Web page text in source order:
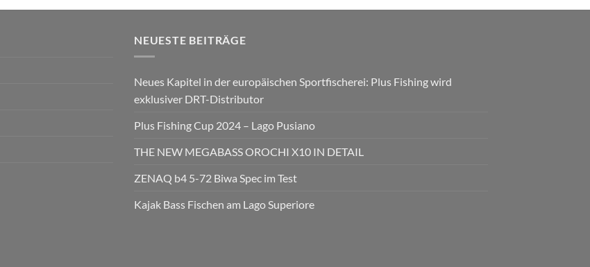
NEUESTE BEITRÄGE
Neues Kapitel in der europäischen Sportfischerei: Plus Fishing wird
exklusiver DRT-Distributor
Plus Fishing Cup 2024 – Lago Pusiano
THE NEW MEGABASS OROCHI X10 IN DETAIL
ZENAQ b4 5-72 Biwa Spec im Test
Kajak Bass Fischen am Lago Superiore